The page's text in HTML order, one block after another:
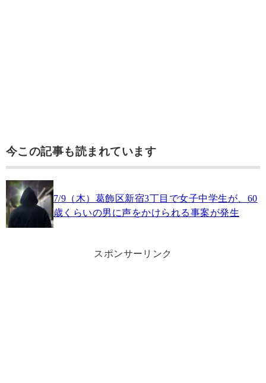
今この記事も読まれています
7/9（木）葛飾区新宿3丁目で女子中学生が、60
歳くらいの男に声をかけられる事案が発生
スポンサーリンク